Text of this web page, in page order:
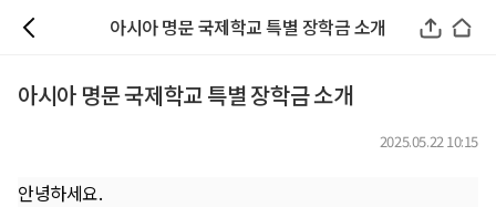
아시아 명문 국제학교 특별 장학금 소개
아시아 명문 국제학교 특별 장학금 소개
2025.05.22 10:15
안녕하세요.